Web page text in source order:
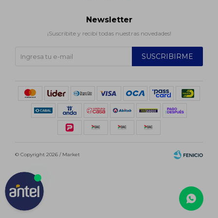
Newsletter
¡Suscribite y recibí todas nuestras novedades!
SUSCRIBIRME
© Copyright 2026 / Market